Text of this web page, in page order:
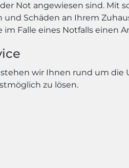
Not angewiesen sind. Mit
Schäden an Ihrem
Falle eines Notfalls einen
wir Ihnen rund um die
zu lösen.